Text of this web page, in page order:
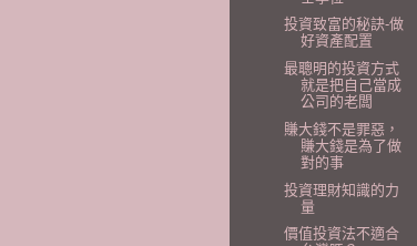
投資致富的秘訣-做
好資產配置
最聰明的投資方式
就是把自己當成
公司的老闆
賺大錢不是罪惡，
賺大錢是為了做
對的事
投資理財知識的力
量
價值投資法不適合